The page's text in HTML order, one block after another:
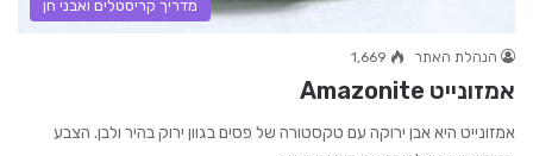
מדריך קריסטלים ואבני חן
הנהלת האתר 1,669
אמזונייט Amazonite
אמזונייט היא אבן ירוקה עם טקסטורה של פסים בגוון ירוק בהיר ולבן. הצבע